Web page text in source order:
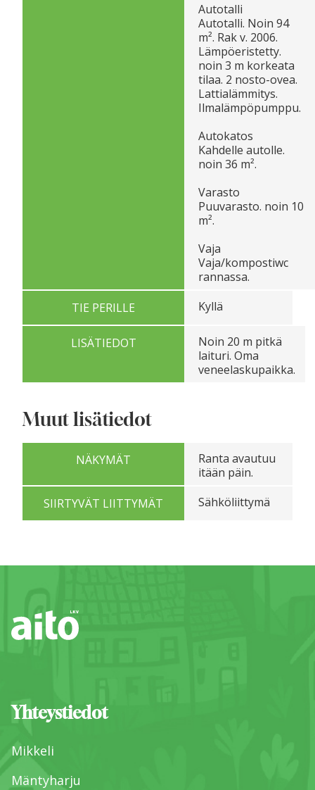
Autotalli
Autotalli. Noin 94
m². Rak v. 2006.
Lämpöeristetty.
noin 3 m korkeata
tilaa. 2 nosto-ovea.
Lattialämmitys.
Ilmalämpöpumppu.
Autokatos
Kahdelle autolle.
noin 36 m².
Varasto
Puuvarasto. noin 10
m².
Vaja
Vaja/kompostiwc
rannassa.
TIE PERILLE
Kyllä
LISÄTIEDOT
Noin 20 m pitkä
laituri. Oma
veneelaskupaikka.
Muut lisätiedot
NÄKYMÄT
Ranta avautuu
itään päin.
SIIRTYVÄT LIITTYMÄT
Sähköliittymä
Yhteystiedot
Mikkeli
Mäntyharju